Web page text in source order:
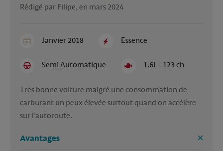
Rédigé par Filipe, en mars 2024
Janvier 2018 Essence
Semi Automatique 1.6L - 123 ch
Très bonne voiture malgré une consommation de
carburant un peux élevée surtout quand on accélère
Avantages